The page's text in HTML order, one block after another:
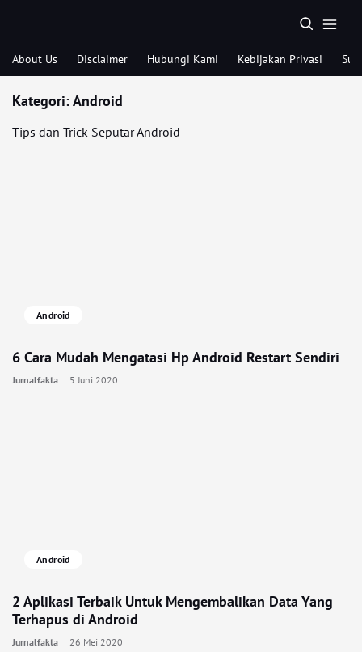
About Us Disclaimer Hubungi Kami Kebijakan Privasi
Kategori:Android
Tips dan Trick Seputar Android
Android
6 Cara Mudah Mengatasi Hp Android Restart Sendiri
Jurnalfakta 5 Juni 2020
Android
2 Aplikasi Terbaik Untuk Mengembalikan Data Yang
Terhapus di Android
Jurnalfakta 26 Mei 2020